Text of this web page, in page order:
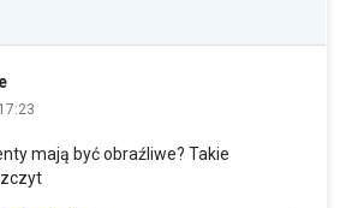
mają być obraźliwe? Takie